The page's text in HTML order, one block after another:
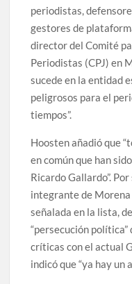
periodistas,
gestores de
director del Comité
Periodistas (CPJ) en
sucede en la entidad
peligrosos para el
tiempos”.
Hoosten añadió que
en común que han
Ricardo Gallardo”.
integrante de
señalada en la lista,
“persecución
críticas con el actual
indicó que “ya hay un